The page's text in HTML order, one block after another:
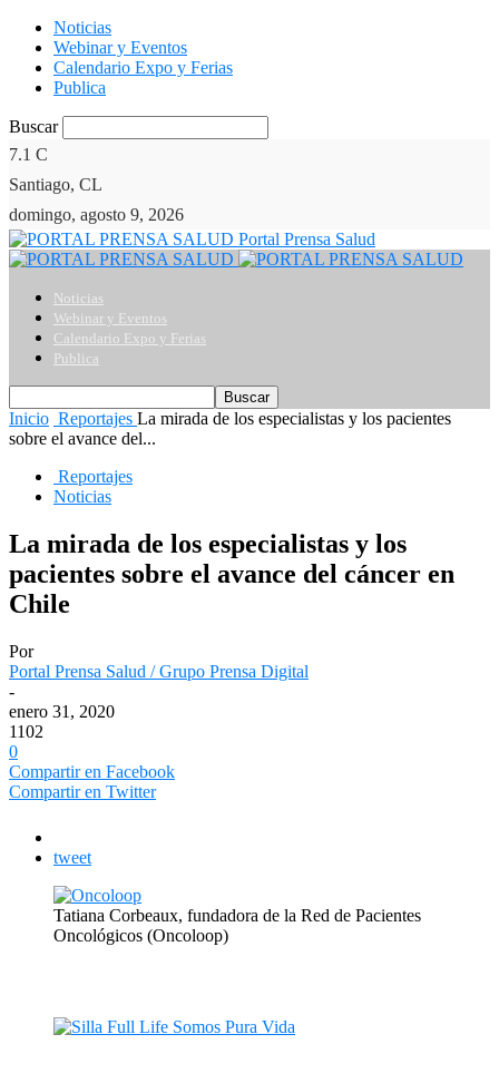
Noticias
Webinar y Eventos
Calendario Expo y Ferias
Publica
Buscar
7.1 C
Santiago, CL
domingo, agosto 9, 2026
Portal Prensa Salud
Noticias
Webinar y Eventos
Calendario Expo y Ferias
Publica
Inicio Reportajes La mirada de los especialistas y los pacientes
sobre el avance del...
Reportajes
Noticias
La mirada de los especialistas y los
pacientes sobre el avance del cáncer en
Chile
Por
Portal Prensa Salud / Grupo Prensa Digital
-
enero 31, 2020
1102
0
Compartir en Facebook
Compartir en Twitter
tweet
Tatiana Corbeaux, fundadora de la Red de Pacientes
Oncológicos (Oncoloop)